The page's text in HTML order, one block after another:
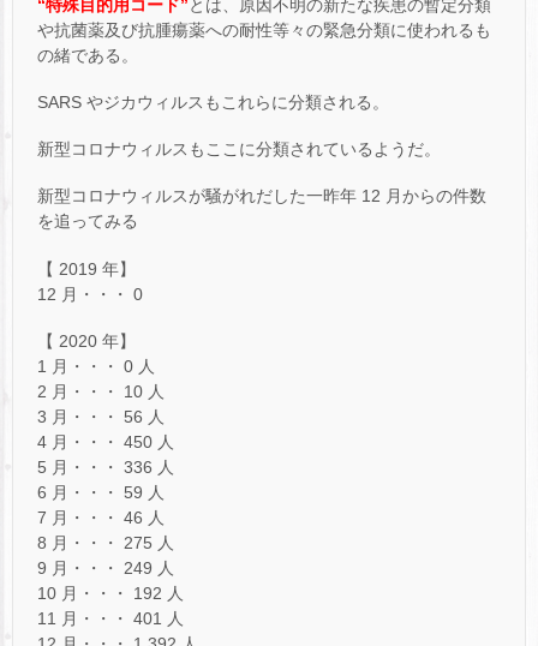
“特殊目的用コード”とは、原因不明の新たな疾患の暫定分類
や抗菌薬及び抗腫瘍薬への耐性等々の緊急分類に使われるも
の緒である。
SARS やジカウィルスもこれらに分類される。
新型コロナウィルスもここに分類されているようだ。
新型コロナウィルスが騒がれだした一昨年 12 月からの件数
を追ってみる
【 2019 年】
12 月・・・ 0
【 2020 年】
1 月・・・ 0 人
2 月・・・ 10 人
3 月・・・ 56 人
4 月・・・ 450 人
5 月・・・ 336 人
6 月・・・ 59 人
7 月・・・ 46 人
8 月・・・ 275 人
9 月・・・ 249 人
10 月・・・ 192 人
11 月・・・ 401 人